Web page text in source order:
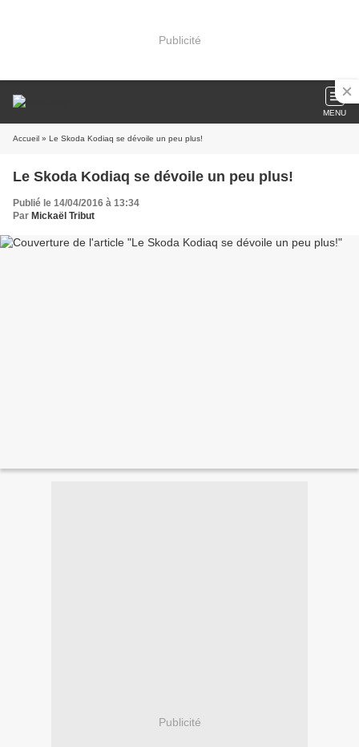
Publicité
MENU
Accueil » Le Skoda Kodiaq se dévoile un peu plus!
Le Skoda Kodiaq se dévoile un peu plus!
Publié le 14/04/2016 à 13:34
Par Mickaël Tribut
Publicité